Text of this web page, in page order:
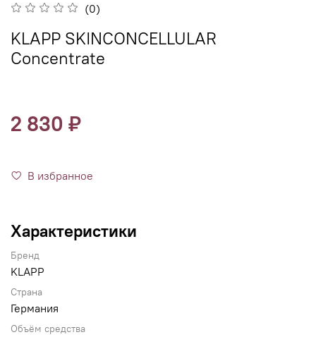
(0)
KLAPP SKINCONCELLULAR
Concentrate
2 830 ₽
В избранное
Характеристики
Бренд
KLAPP
Страна
Германия
Объём средства